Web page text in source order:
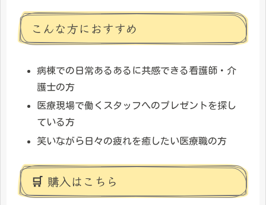
こんな方におすすめ
病棟での日常あるあるに共感できる看護師・介
護士の方
医療現場で働くスタッフへのプレゼントを探し
ている方
笑いながら日々の疲れを癒したい医療職の方
🛒 購入はこちら